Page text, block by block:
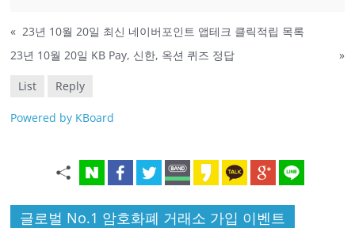
« 23년 10월 20일 최신 네이버포인트 앱테크 클릭적립 목록
23년 10월 20일 KB Pay, 신한, 옥션 퀴즈 정답
»
List Reply
Powered by KBoard
글로벌 No.1 암호화폐 거래소 가입 이벤트